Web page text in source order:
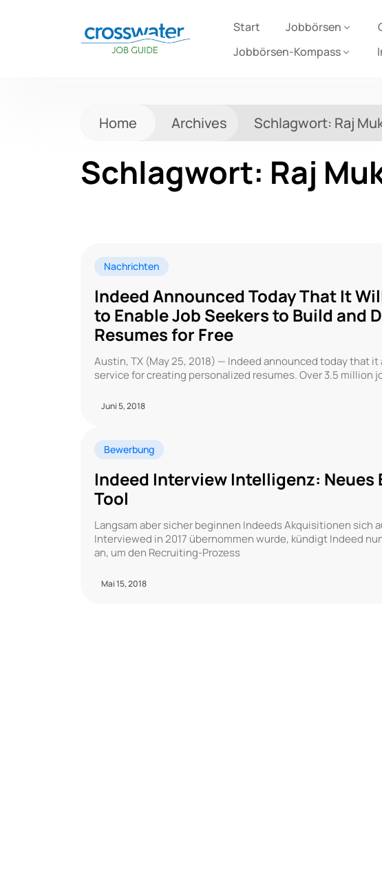
Start Jobbörsen
Jobbörsen-Kompass
Home Archives Schlagwort: Raj
Schlagwort: Raj
Nachrichten
Indeed Announced Today That It
to Enable Job Seekers to Build and
Resumes for Free
Austin, TX (May 25, 2018) — Indeed announced today that
service for creating personalized resumes. Over 3.5 million
Juni 5, 2018
Bewerbung
Indeed Interview Intelligenz: Neues
Tool
Langsam aber sicher beginnen Indeeds Akquisitionen sich
Interviewed in 2017 übernommen wurde, kündigt Indeed
an, um den Recruiting-Prozess
Mai 15, 2018